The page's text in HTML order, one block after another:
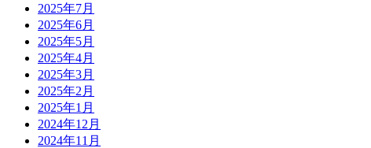
2025年7月
2025年6月
2025年5月
2025年4月
2025年3月
2025年2月
2025年1月
2024年12月
2024年11月